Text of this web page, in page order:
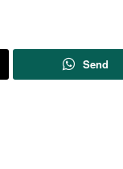
Send